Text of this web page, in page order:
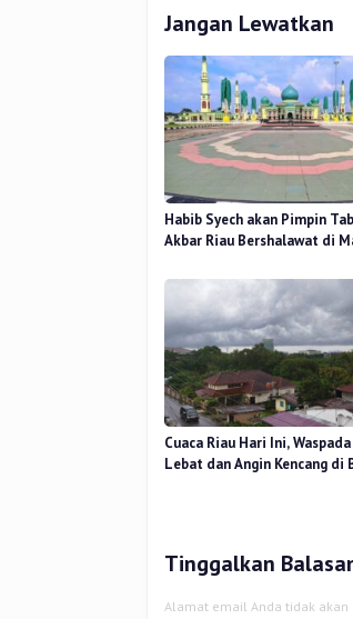
Jangan Lewatkan
Habib Syech akan Pimpin
Akbar Riau Bershalawat di
Cuaca Riau Hari Ini,
Lebat dan Angin Kencang di
Tinggalkan
Alamat email Anda tidak akan